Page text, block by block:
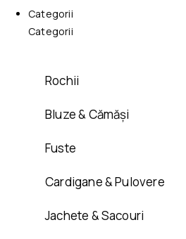
Categorii
Categorii
Rochii
Bluze & Cămăși
Fuste
Cardigane & Pulovere
Jachete & Sacouri